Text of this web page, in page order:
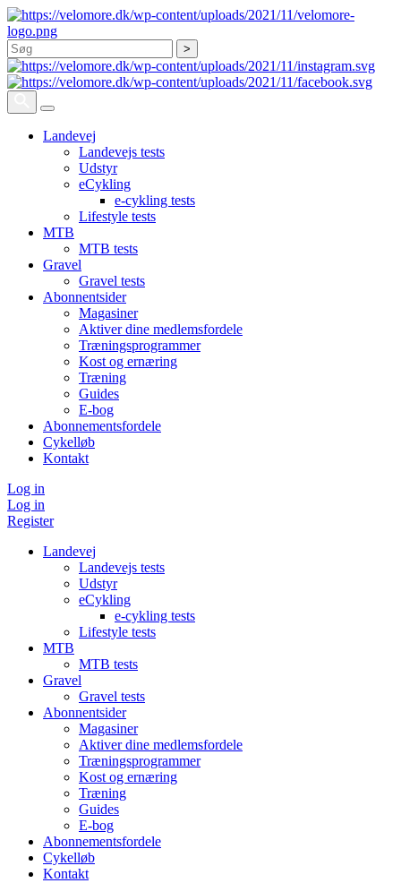
Søg
Landevej
Landevejs tests
Udstyr
eCykling
e-cykling tests
Lifestyle tests
MTB
MTB tests
Gravel
Gravel tests
Abonnentsider
Magasiner
Aktiver dine medlemsfordele
Træningsprogrammer
Kost og ernæring
Træning
Guides
E-bog
Abonnementsfordele
Cykelløb
Kontakt
Log in
Log in
Register
Landevej
Landevejs tests
Udstyr
eCykling
e-cykling tests
Lifestyle tests
MTB
MTB tests
Gravel
Gravel tests
Abonnentsider
Magasiner
Aktiver dine medlemsfordele
Træningsprogrammer
Kost og ernæring
Træning
Guides
E-bog
Abonnementsfordele
Cykelløb
Kontakt